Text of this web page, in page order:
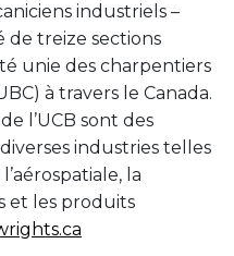
industriels –
de treize sections
unie des charpentiers
à travers le Canada.
l’UCB sont des
industries telles
la
et les produits